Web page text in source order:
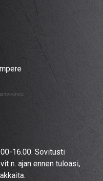
16.00. Sovitusti
n. ajan ennen tuloasi,